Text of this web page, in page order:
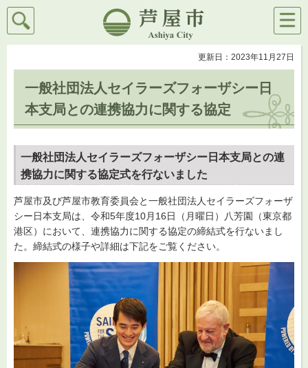
芦屋市
検索
メニ
ュー
更新日：2023年11月27日
一般社団法人セイラーズフォーザシー日
本支局との連携協力に関する協定
一般社団法人セイラーズフォーザシー日本支局との連
携協力に関する協定式を行ないました
芦屋市及び芦屋市教育委員会と一般社団法人セイラーズフォーザ
シー日本支局は、令和5年度10月16日（月曜日）八芳園（東京都
港区）において、連携協力に関する協定の締結式を行ないまし
た。締結式の様子や詳細は下記をご覧ください。